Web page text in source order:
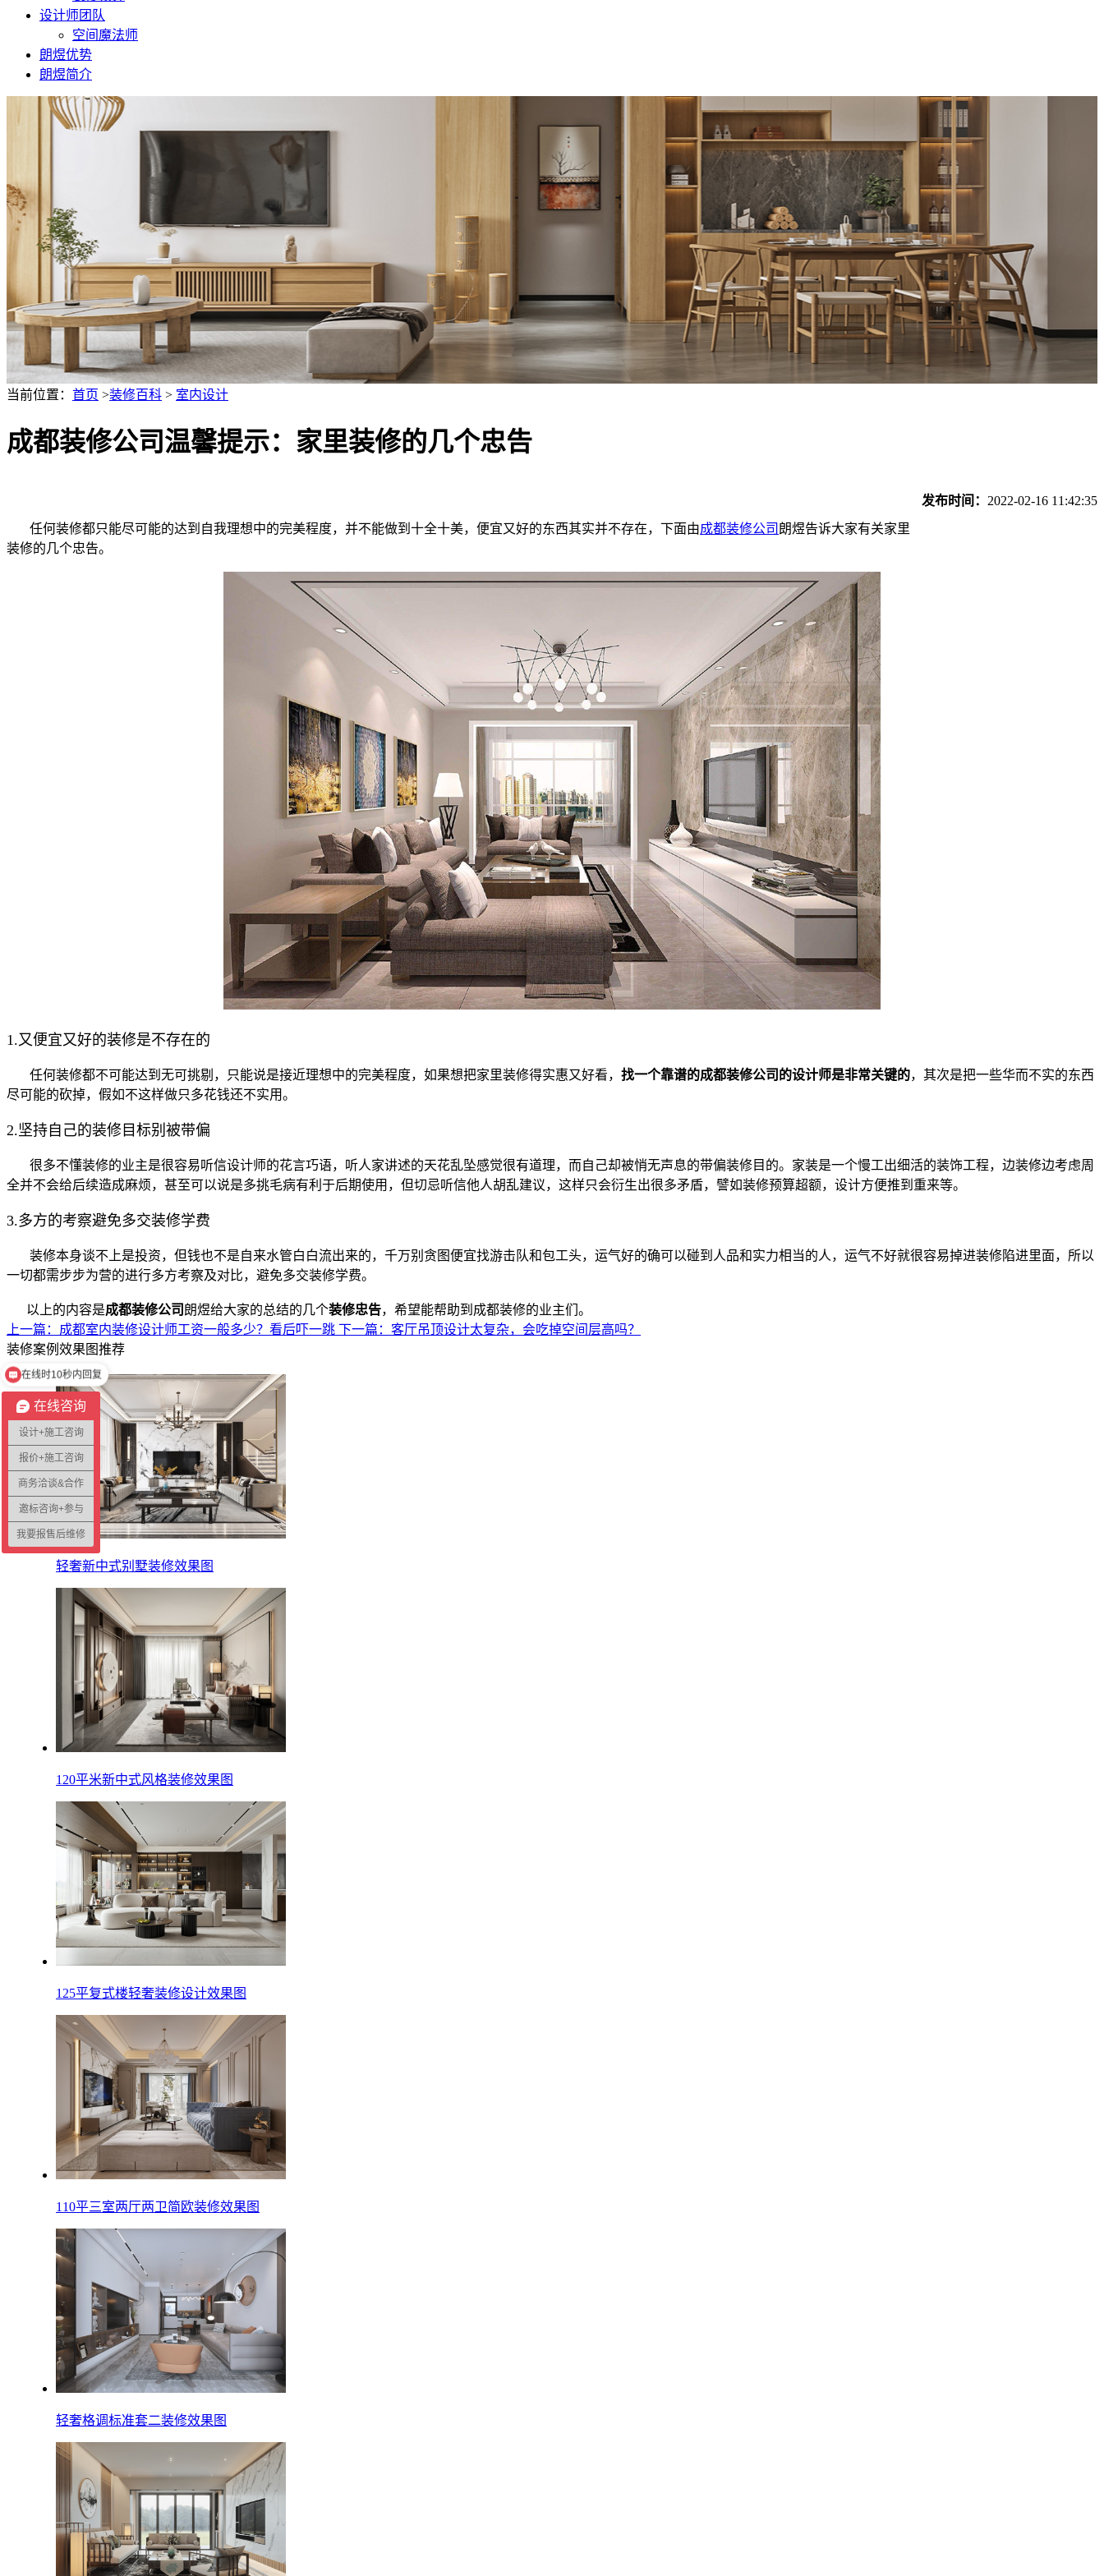
设计师团队
空间魔法师
朗煜优势
朗煜简介
当前位置： 首页 >装修百科 > 室内设计
成都装修公司温馨提示：家里装修的几个忠告
发布时间： 2022-02-16 11:42:35
任何装修都只能尽可能的达到自我理想中的完美程度，并不能做到十全十美，便宜又好的东西其实并不存在，下面由成都装修公司 朗煜告诉大家有关家里
装修的几个忠告。
1.又便宜又好的装修是不存在的
任何装修都不可能达到无可挑剔，只能说是接近理想中的完美程度，如果想把家里装修得实惠又好看， 找一个靠谱的成都装修公司的设计师是非常关键的，其次是把一些华而不实的东西
尽可能的砍掉，假如不这样做只多花钱还不实用。
2.坚持自己的装修目标别被带偏
很多不懂装修的业主是很容易听信设计师的花言巧语，听人家讲述的天花乱坠感觉很有道理，而自己却被悄无声息的带偏装修目的。家装是一个慢工出细活的装饰工程，边装修边考虑周
全并不会给后续造成麻烦，甚至可以说是多挑毛病有利于后期使用，但切忌听信他人胡乱建议，这样只会衍生出很多矛盾，譬如装修预算超额，设计方便推到重来等。
3.多方的考察避免多交装修学费
装修本身谈不上是投资，但钱也不是自来水管白白流出来的，千万别贪图便宜找游击队和包工头，运气好的确可以碰到人品和实力相当的人，运气不好就很容易掉进装修陷进里面，所以
一切都需步步为营的进行多方考察及对比，避免多交装修学费。
以上的内容是成都装修公司 朗煜给大家的总结的几个装修忠告，希望能帮助到成都装修的业主们。
上一篇：成都室内装修设计师工资一般多少？看后吓一跳 下一篇：客厅吊顶设计太复杂，会吃掉空间层高吗？
装修案例效果图推荐
轻奢新中式别墅装修效果图
120平米新中式风格装修效果图
125平复式楼轻奢装修设计效果图
110平三室两厅两卫简欧装修效果图
轻奢格调标准套二装修效果图
在线咨询
设计+施工咨询
报价+施工咨询
商务洽谈&合作
邀标咨询+参与
我要报售后维修
在线时10秒内回复